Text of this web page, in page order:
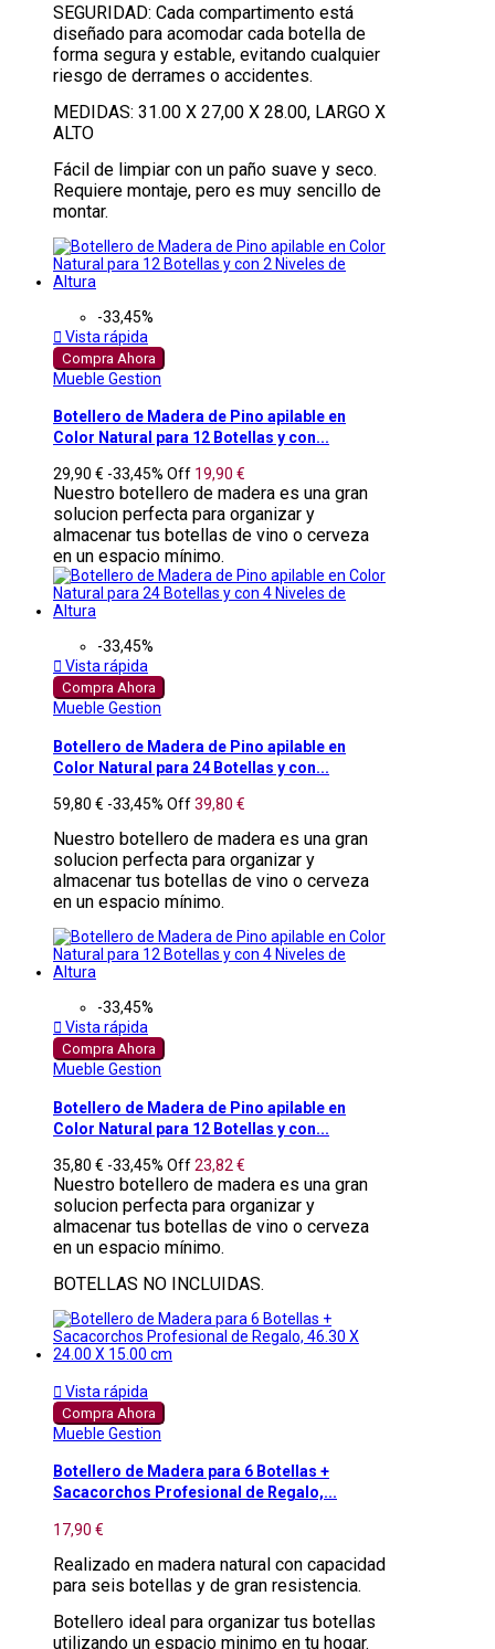
SEGURIDAD: Cada compartimento está
diseñado para acomodar cada botella de
forma segura y estable, evitando cualquier
riesgo de derrames o accidentes.
MEDIDAS: 31.00 X 27,00 X 28.00, LARGO X
ALTO
Fácil de limpiar con un paño suave y seco.
Requiere montaje, pero es muy sencillo de
montar.
-33,45%
 Vista rápida
Compra Ahora
Mueble Gestion
Botellero de Madera de Pino apilable en
Color Natural para 12 Botellas y con...
29,90 € -33,45% Off 19,90 €
Nuestro botellero de madera es una gran
solucion perfecta para organizar y
almacenar tus botellas de vino o cerveza
en un espacio mínimo.
-33,45%
 Vista rápida
Compra Ahora
Mueble Gestion
Botellero de Madera de Pino apilable en
Color Natural para 24 Botellas y con...
59,80 € -33,45% Off39,80 €
Nuestro botellero de madera es una gran
solucion perfecta para organizar y
almacenar tus botellas de vino o cerveza
en un espacio mínimo.
-33,45%
 Vista rápida
Compra Ahora
Mueble Gestion
Botellero de Madera de Pino apilable en
Color Natural para 12 Botellas y con...
35,80 € -33,45% Off23,82 €
Nuestro botellero de madera es una gran
solucion perfecta para organizar y
almacenar tus botellas de vino o cerveza
en un espacio mínimo.
BOTELLAS NO INCLUIDAS.
 Vista rápida
Compra Ahora
Mueble Gestion
Botellero de Madera para 6 Botellas +
Sacacorchos Profesional de Regalo,...
17,90 €
Realizado en madera natural con capacidad
para seis botellas y de gran resistencia.
Botellero ideal para organizar tus botellas
utilizando un espacio minimo en tu hogar.